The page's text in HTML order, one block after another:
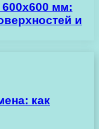
мм:
и
как